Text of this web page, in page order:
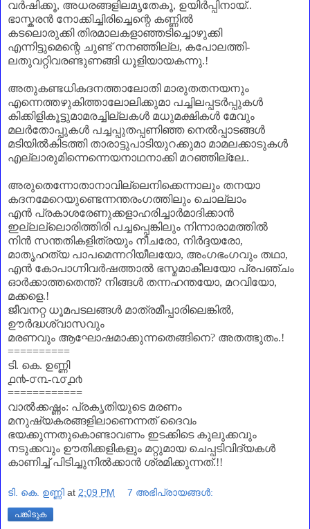
വർഷിക്കൂ, അധരങ്ങളിലമൃതേകൂ, ഉയിർപ്പിനായ്..
ഭാസ്കരൻ നോക്കിച്ചിരിച്ചെന്റെ കണ്ണിൽ
കടലൊരുക്കി തിരമാലകളാഞ്ഞടിച്ചൊഴുക്കി
എന്നിട്ടുമെന്റെ ചുണ്ട് നനഞ്ഞില്ല, കപോലത്തി-
ലതുവറ്റിവരണ്ടുണങ്ങി ധൂളിയായകന്നു.!
അതുകണ്ടധികദനത്താലോതി മാരുതതനയനും
എന്നെത്തഴുകിത്താലോലിക്കുമാ പച്ചിലപ്പടർപ്പുകൾ
കിക്കിളികൂട്ടുമാമരച്ചില്ലകൾ മധുമക്ഷികൾ മേവും
മലർതോപ്പുകൾ പച്ചപ്പുതപ്പണിഞ്ഞ നെൽപ്പാടങ്ങൾ
മടിയിൽകിടത്തി താരാട്ടുപാടിയുറക്കുമാ മാമലക്കാടുകൾ
എല്ലാരുമിന്നെന്നെയനാഥനാക്കി മറഞ്ഞില്ലേ..
അരുതെന്നോതാനാവില്ലെനിക്കെന്നാലും തനയാ
കദനമേറെയുണ്ടെന്നന്തരംഗത്തിലും ചൊല്ലാം
എൻ പ്രകാശരേണുക്കളാഹരിച്ചാർമാദിക്കാൻ
ഇല്ലല്ലൊരിത്തിരി പച്ചപ്പെങ്കിലും നിന്നാരാമത്തിൽ
നിൻ സന്തതികളിത്രയും നീചരോ, നിർദ്ദയരോ,
മാതൃഹത്യ പാപമെന്നറിയീലയോ, അംഗഭംഗവും തഥാ,
എൻ കോപാഗ്നിവർഷത്താൽ ഭസ്മമാകീലയോ പ്രപഞ്ചം
ഓർക്കാത്തതെന്ത്? നിങ്ങൾ തന്നഹന്തയോ, മറവിയോ,
മക്കളെ.!
ജീവനറ്റ ധൂമപടലങ്ങൾ മാത്രമീപ്പാരിലെങ്കിൽ,
ഊർദ്ധശ്വാസവും
മരണവും ആഘോഷമാക്കുന്നതെങ്ങിനെ? അതത്ഭുതം.!
==========
ടി. കെ. ഉണ്ണി
൧൯-൦൩-൨൦൧൪
============
വാൽക്കഷ്ണം: പ്രകൃതിയുടെ മരണം
മനുഷ്യകരങ്ങളിലാണെന്നത് ദൈവം
ഭയക്കുന്നതുകൊണ്ടാവണം ഇടക്കിടെ കുലുക്കവും
നടുക്കവും ഊതിക്കളികളും മറ്റുമായ ചെപ്പടിവിദ്യകൾ
കാണിച്ച് പിടിച്ചുനിൽക്കാൻ ശ്രമിക്കുന്നത്.!!
ടി. കെ. ഉണ്ണി at 2:09 PM 7 അഭിപ്രായങ്ങൾ:
പങ്കിടുക